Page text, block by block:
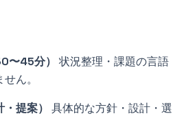
〜45分）
状況整理・課題の言語
ん。
提案）
具体的な方針・設計・選